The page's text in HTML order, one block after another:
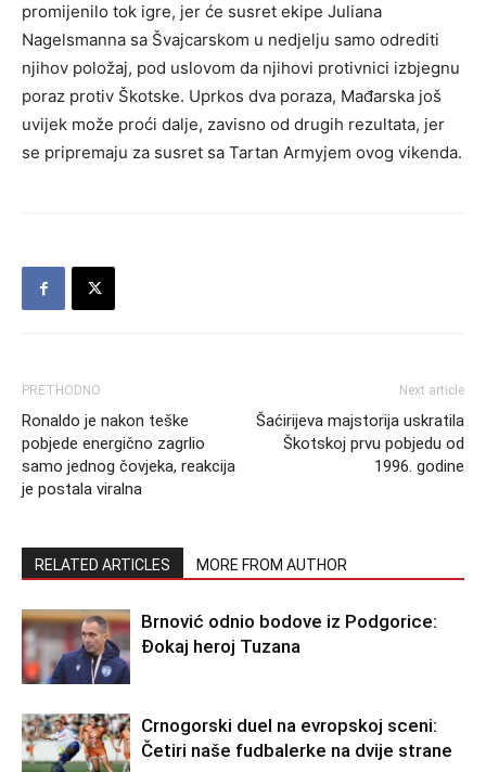
promijenilo tok igre, jer će susret ekipe Juliana
Nagelsmanna sa Švajcarskom u nedjelju samo odrediti
njihov položaj, pod uslovom da njihovi protivnici izbjegnu
poraz protiv Škotske. Uprkos dva poraza, Mađarska još
uvijek može proći dalje, zavisno od drugih rezultata, jer
se pripremaju za susret sa Tartan Armyjem ovog vikenda.
PRETHODNO
Ronaldo je nakon teške
pobjede energično zagrlio
samo jednog čovjeka, reakcija
je postala viralna
Next article
Šaćirijeva majstorija uskratila
Škotskoj prvu pobjedu od
1996. godine
RELATED ARTICLES MORE FROM AUTHOR
Brnović odnio bodove iz Podgorice:
Đokaj heroj Tuzana
Crnogorski duel na evropskoj sceni:
Četiri naše fudbalerke na dvije strane